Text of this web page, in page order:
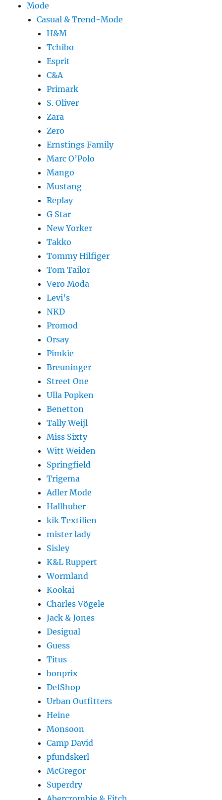
Mode
Casual & Trend-Mode
H&M
Tchibo
Esprit
C&A
Primark
S. Oliver
Zara
Zero
Ernstings Family
Marc O’Polo
Mango
Mustang
Replay
G Star
New Yorker
Takko
Tommy Hilfiger
Tom Tailor
Vero Moda
Levi’s
NKD
Promod
Orsay
Pimkie
Breuninger
Street One
Ulla Popken
Benetton
Tally Weijl
Miss Sixty
Witt Weiden
Springfield
Trigema
Adler Mode
Hallhuber
kik Textilien
mister lady
Sisley
K&L Ruppert
Wormland
Kookai
Charles Vögele
Jack & Jones
Desigual
Guess
Titus
bonprix
DefShop
Urban Outfitters
Heine
Monsoon
Camp David
pfundskerl
McGregor
Superdry